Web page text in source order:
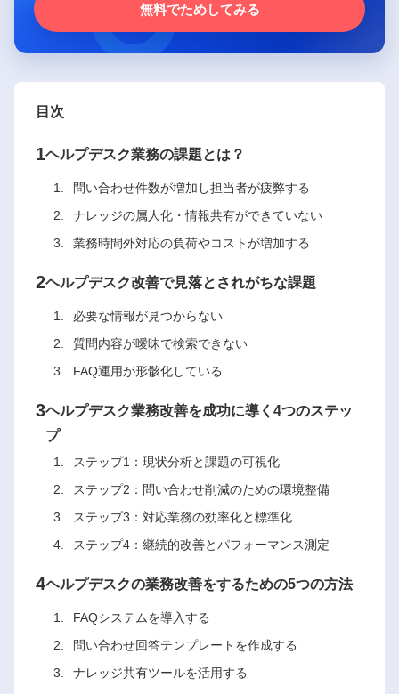
無料でためしてみる
目次
1ヘルプデスク業務の課題とは？
問い合わせ件数が増加し担当者が疲弊する
ナレッジの属人化・情報共有ができていない
業務時間外対応の負荷やコストが増加する
2ヘルプデスク改善で見落とされがちな課題
必要な情報が見つからない
質問内容が曖昧で検索できない
FAQ運用が形骸化している
3ヘルプデスク業務改善を成功に導く4つのステッ
プ
ステップ1：現状分析と課題の可視化
ステップ2：問い合わせ削減のための環境整備
ステップ3：対応業務の効率化と標準化
ステップ4：継続的改善とパフォーマンス測定
4ヘルプデスクの業務改善をするための5つの方法
FAQシステムを導入する
問い合わせ回答テンプレートを作成する
ナレッジ共有ツールを活用する